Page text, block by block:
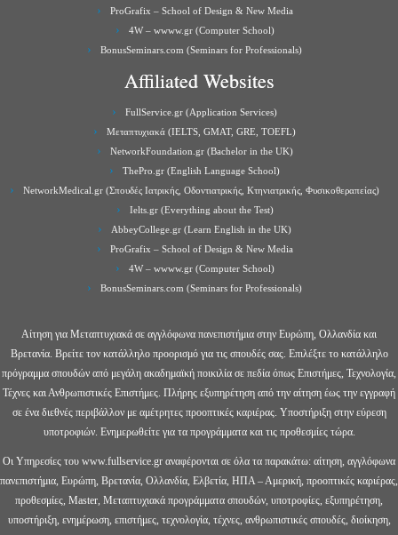
ProGrafix – School of Design & New Media
4W – wwww.gr (Computer School)
BonusSeminars.com (Seminars for Professionals)
Affiliated Websites
FullService.gr (Application Services)
Μεταπτυχιακά (IELTS, GMAT, GRE, TOEFL)
NetworkFoundation.gr (Bachelor in the UK)
ThePro.gr (English Language School)
NetworkMedical.gr (Σπουδές Ιατρικής, Οδοντιατρικής, Κτηνιατρικής, Φυσικοθεραπείας)
Ielts.gr (Everything about the Test)
AbbeyCollege.gr (Learn English in the UK)
ProGrafix – School of Design & New Media
4W – wwww.gr (Computer School)
BonusSeminars.com (Seminars for Professionals)
Αίτηση για Μεταπτυχιακά σε αγγλόφωνα πανεπιστήμια στην Ευρώπη, Ολλανδία και
Βρετανία. Βρείτε τον κατάλληλο προορισμό για τις σπουδές σας. Επιλέξτε το κατάλληλο
πρόγραμμα σπουδών από μεγάλη ακαδημαϊκή ποικιλία σε πεδία όπως Επιστήμες, Τεχνολογία,
Τέχνες και Ανθρωπιστικές Επιστήμες. Πλήρης εξυπηρέτηση από την αίτηση έως την εγγραφή
σε ένα διεθνές περιβάλλον με αμέτρητες προοπτικές καριέρας. Υποστήριξη στην εύρεση
υποτροφιών. Ενημερωθείτε για τα προγράμματα και τις προθεσμίες τώρα.
Οι Υπηρεσίες του www.fullservice.gr αναφέρονται σε όλα τα παρακάτω: αίτηση, αγγλόφωνα
πανεπιστήμια, Ευρώπη, Βρετανία, Ολλανδία, Ελβετία, ΗΠΑ – Αμερική, προοπτικές καριέρας,
προθεσμίες, Master, Μεταπτυχιακά προγράμματα σπουδών, υποτροφίες, εξυπηρέτηση,
υποστήριξη, ενημέρωση, επιστήμες, τεχνολογία, τέχνες, ανθρωπιστικές σπουδές, διοίκηση,